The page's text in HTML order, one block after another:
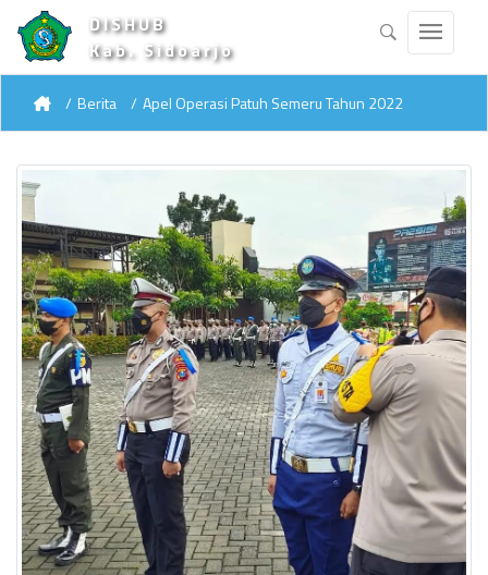
DISHUB
Kab. Sidoarjo
Berita Apel Operasi Patuh Semeru Tahun 2022